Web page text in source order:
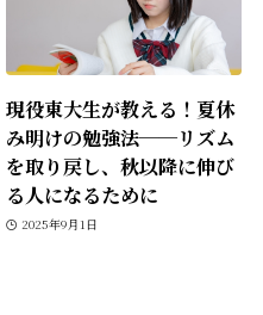
現役東大生が教える！夏休
み明けの勉強法──リズム
を取り戻し、秋以降に伸び
る人になるために
2025年9月1日